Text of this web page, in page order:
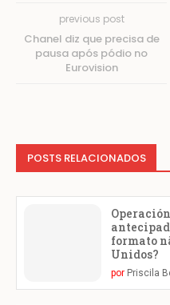
previous post
Chanel diz que precisa de
pausa após pódio no
Eurovision
POSTS RELACIONADOS
formato
Unidos?
por Priscila